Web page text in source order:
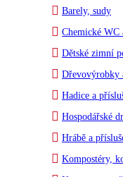
Barely, sudy
Chemické WC
Dětské zimní
Dřevovýrobky
Hadice a
Hospodářské
Hrábě a
Kompostéry,